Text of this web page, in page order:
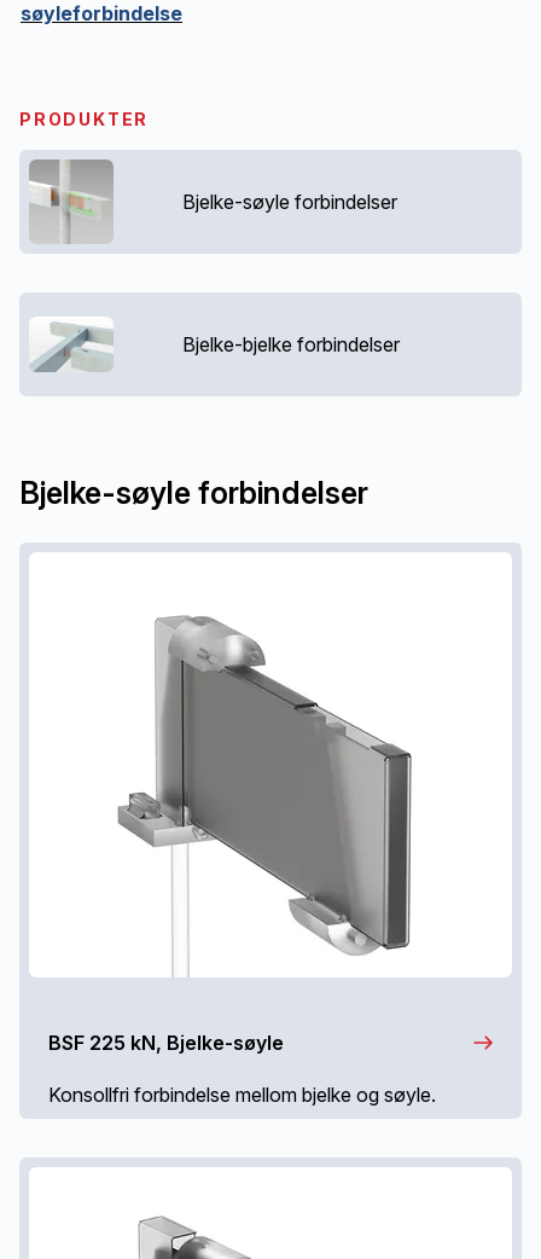
søyleforbindelse
PRODUKTER
Bjelke-søyle forbindelser
Bjelke-bjelke forbindelser
Bjelke-søyle forbindelser
BSF 225 kN, Bjelke-søyle
Konsollfri forbindelse mellom bjelke og søyle.